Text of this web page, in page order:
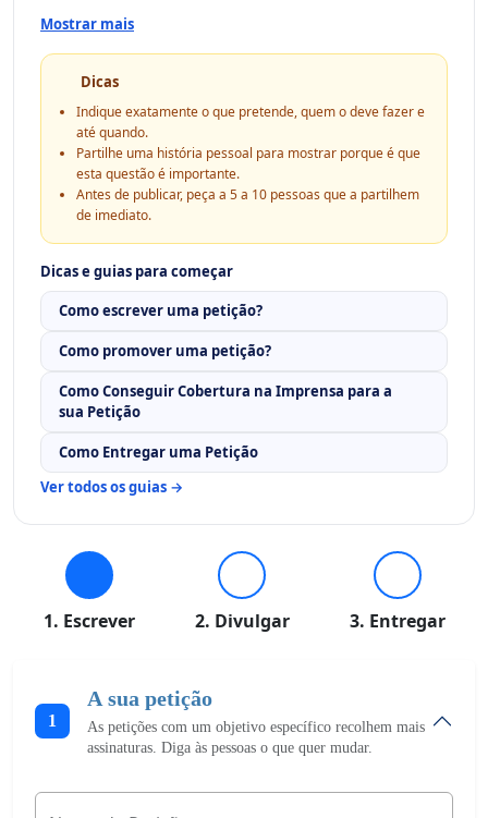
1. Escrever 2. Divulgar 3. Entregar
1
A sua petição
As petições com um objetivo específico recolhem mais
assinaturas. Diga às pessoas o que quer mudar.
Mostrar mais
Dicas
Indique exatamente o que pretende, quem o deve fazer e
até quando.
Partilhe uma história pessoal para mostrar porque é que
esta questão é importante.
Antes de publicar, peça a 5 a 10 pessoas que a partilhem
de imediato.
Dicas e guias para começar
Como escrever uma petição?
Como promover uma petição?
Como Conseguir Cobertura na Imprensa para a
sua Petição
Como Entregar uma Petição
Ver todos os guias →